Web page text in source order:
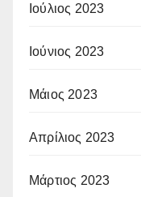
Ιούλιος 2023
Ιούνιος 2023
Μάιος 2023
Απρίλιος 2023
Μάρτιος 2023